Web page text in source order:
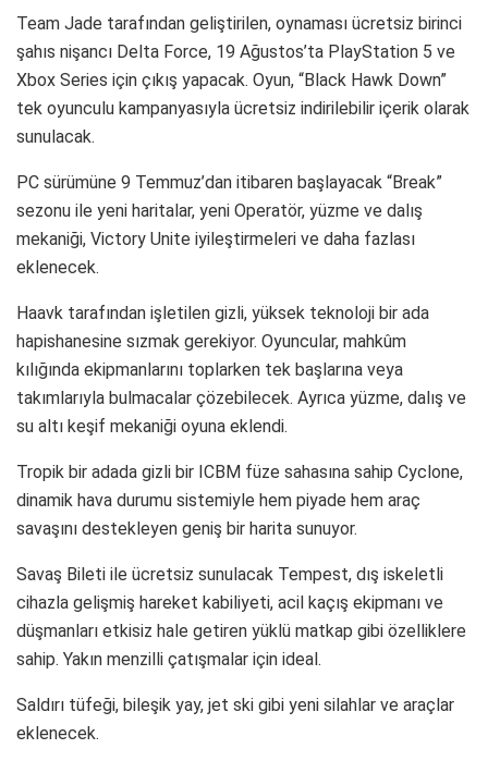
Team Jade tarafından geliştirilen, oynaması ücretsiz birinci
şahıs nişancı Delta Force, 19 Ağustos’ta PlayStation 5 ve
Xbox Series için çıkış yapacak. Oyun, “Black Hawk Down”
tek oyunculu kampanyasıyla ücretsiz indirilebilir içerik olarak
sunulacak.
PC sürümüne 9 Temmuz’dan itibaren başlayacak “Break”
sezonu ile yeni haritalar, yeni Operatör, yüzme ve dalış
mekaniği, Victory Unite iyileştirmeleri ve daha fazlası
eklenecek.
Haavk tarafından işletilen gizli, yüksek teknoloji bir ada
hapishanesine sızmak gerekiyor. Oyuncular, mahkûm
kılığında ekipmanlarını toplarken tek başlarına veya
takımlarıyla bulmacalar çözebilecek. Ayrıca yüzme, dalış ve
su altı keşif mekaniği oyuna eklendi.
Tropik bir adada gizli bir ICBM füze sahasına sahip Cyclone,
dinamik hava durumu sistemiyle hem piyade hem araç
savaşını destekleyen geniş bir harita sunuyor.
Savaş Bileti ile ücretsiz sunulacak Tempest, dış iskeletli
cihazla gelişmiş hareket kabiliyeti, acil kaçış ekipmanı ve
düşmanları etkisiz hale getiren yüklü matkap gibi özelliklere
sahip. Yakın menzilli çatışmalar için ideal.
Saldırı tüfeği, bileşik yay, jet ski gibi yeni silahlar ve araçlar
eklenecek.